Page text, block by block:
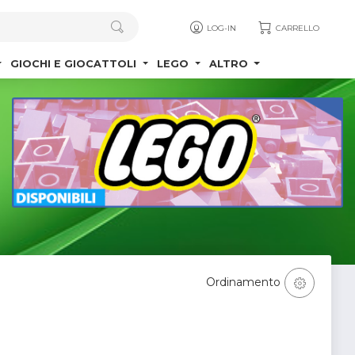
LOG-IN CARRELLO
GIOCHI E GIOCATTOLI LEGO ALTRO
Ordinamento